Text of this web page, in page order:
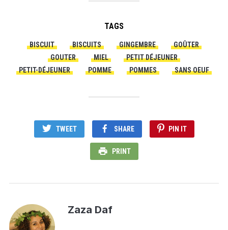
TAGS
BISCUIT BISCUITS GINGEMBRE
GOÛTER
GOUTER
MIEL
PETIT DÉJEUNER
PETIT-DÉJEUNER
POMME POMMES SANS OEUF
TWEET SHARE PIN IT
PRINT
Zaza Daf